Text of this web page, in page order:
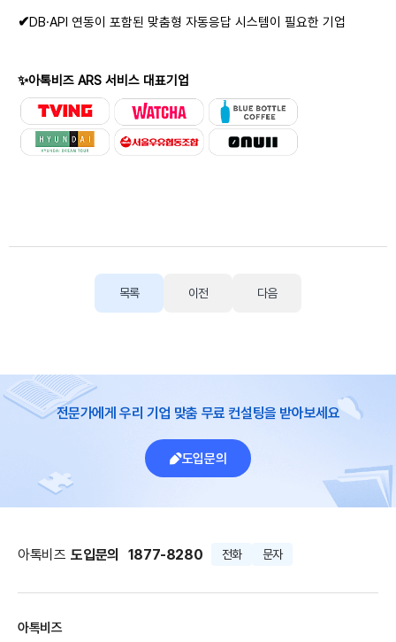
✔DB·API 연동이 포함된 맞춤형 자동응답 시스템이 필요한 기업
✨아톡비즈 ARS 서비스 대표기업
목록 이전 다음
전문가에게 우리 기업 맞춤 무료 컨설팅을 받아보세요
도입문의
아톡비즈 도입문의 1877-8280 전화 문자
아톡비즈